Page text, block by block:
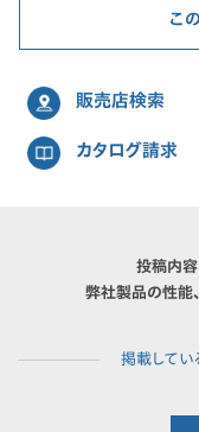
こ
販売店検索
カタログ請求
投稿内容
弊社製品の性能